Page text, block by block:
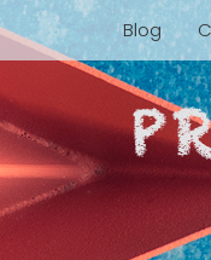
Blog